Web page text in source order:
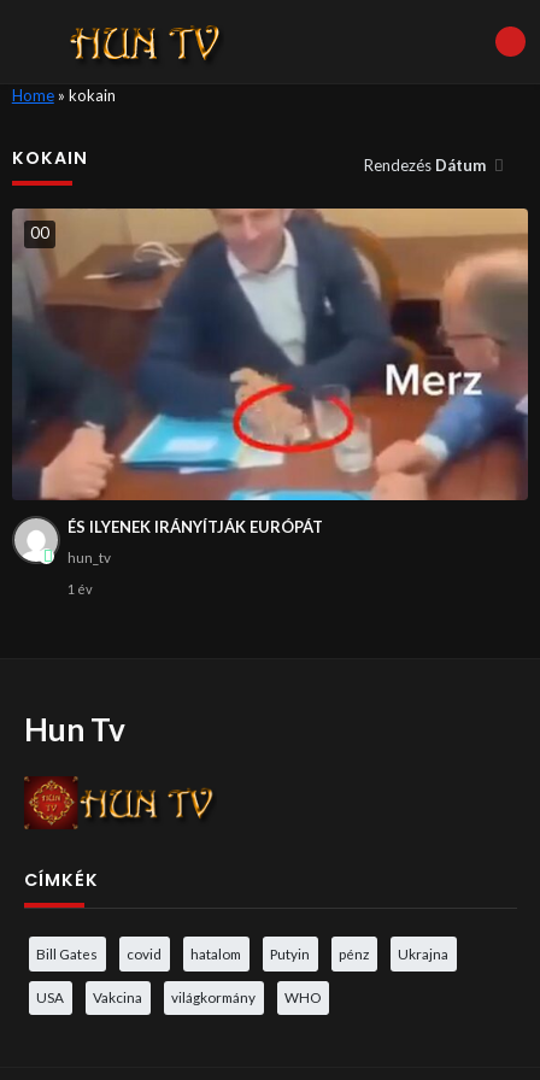
Home» kokain
KOKAIN Rendezés Dátum
00
ÉS ILYENEK IRÁNYÍTJÁK EURÓPÁT
hun_tv
1 év
Hun Tv
CÍMKÉK
Bill Gates covid hatalom Putyin pénz Ukrajna
USA Vakcina világkormány WHO